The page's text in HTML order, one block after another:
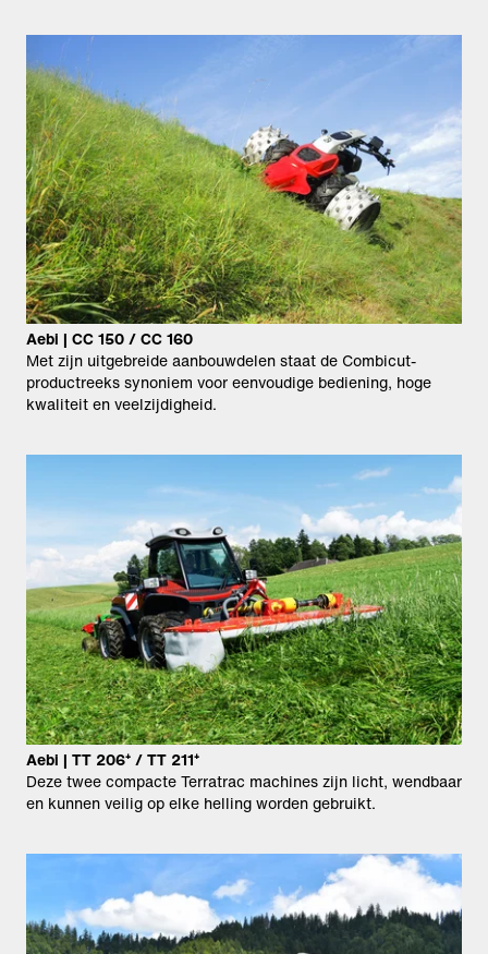
Aebi | CC 150 / CC 160
Met zijn uitgebreide aanbouwdelen staat de Combicut-
productreeks synoniem voor eenvoudige bediening, hoge
kwaliteit en veelzijdigheid.
Aebi | TT 206⁺ / TT 211⁺
Deze twee compacte Terratrac machines zijn licht, wendbaar
en kunnen veilig op elke helling worden gebruikt.